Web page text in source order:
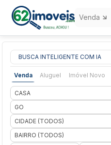
Venda
BUSCA INTELIGENTE COM IA
Venda Aluguel Imóvel Novo
CASA
GO
CIDADE (TODOS)
BAIRRO (TODOS)